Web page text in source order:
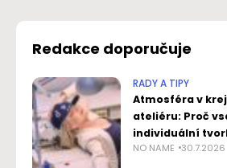
Redakce doporučuje
RADY A TIPY
Atmosféra v
ateliéru: Proč
individuální
NO NAME 30.7.2026